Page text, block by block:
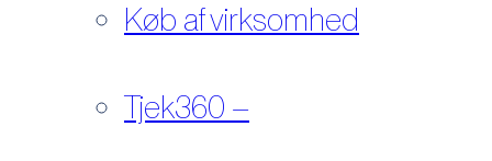
Køb af virksomhed
Tjek360 –